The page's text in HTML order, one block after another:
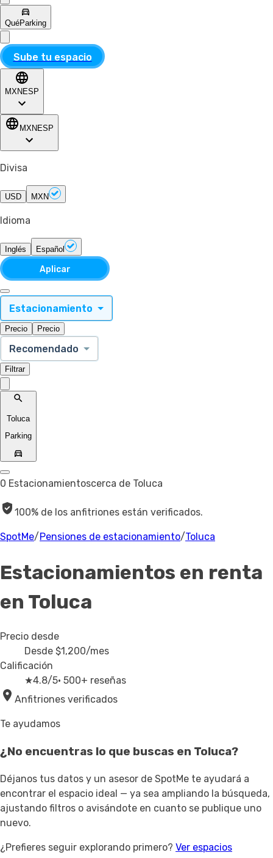
QuéParking
Sube tu espacio
MXN ESP
MXN ESP
Divisa
USD MXN
Idioma
Inglés Español
Aplicar
Estacionamiento
Precio Precio
Recomendado
Filtrar
Toluca
Parking
0 Estacionamientoscerca de Toluca
100% de los anfitriones están verificados.
SpotMe/ Pensiones de estacionamiento/Toluca
Estacionamientos en renta
en Toluca
Precio desde
Desde $1,200/mes
Calificación
★4.8/5· 500+ reseñas
Anfitriones verificados
Te ayudamos
¿No encuentras lo que buscas en Toluca?
Déjanos tus datos y un asesor de SpotMe te ayudará a
encontrar el espacio ideal — ya sea ampliando la búsqueda,
ajustando filtros o avisándote en cuanto se publique uno
nuevo.
¿Prefieres seguir explorando primero? Ver espacios